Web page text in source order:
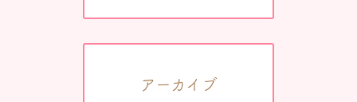
アーカイブ